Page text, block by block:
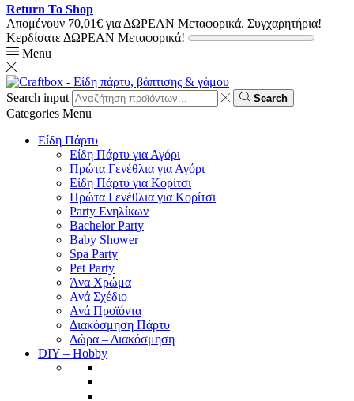
Return To Shop
Απομένουν 70,01€ για ΔΩΡΕΑΝ Μεταφορικά. Συγχαρητήρια!
Κερδίσατε ΔΩΡΕΑΝ Μεταφορικά!
Menu
Search input Search
Categories Menu
Είδη Πάρτυ
Είδη Πάρτυ για Αγόρι
Πρώτα Γενέθλια για Αγόρι
Είδη Πάρτυ για Κορίτσι
Πρώτα Γενέθλια για Κορίτσι
Party Ενηλίκων
Bachelor Party
Baby Shower
Spa Party
Pet Party
Άνα Χρώμα
Ανά Σχέδιο
Ανά Προϊόντα
Διακόσμηση Πάρτυ
Δώρα – Διακόσμηση
DIY – Hobby